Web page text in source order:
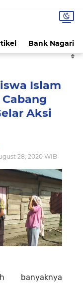
Bank Nagari
Islam
Aksi
28, 2020 WIB
banyaknya